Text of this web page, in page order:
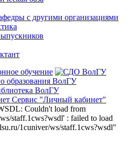
с другими организациями
обучение
образования ВолГУ
ВолГУ
Сервис "Личный кабинет"
Couldn't load from
staff.1cws?wsdl' : failed to load
1cuniver/ws/staff.1cws?wsdl"